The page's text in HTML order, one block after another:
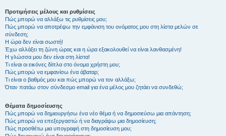
Προτιμήσεις μέλους και ρυθμίσεις
Πώς μπορώ να αλλάξω τις ρυθμίσεις μου;
Πώς μπορώ να αποτρέψω την εμφάνιση του ονόματος μου στη λίστα μελών σε
σύνδεση;
Η ώρα δεν είναι σωστή!
Έχω αλλάξει τη ζώνη ώρας και η ώρα εξακολουθεί να είναι λανθασμένη!
Η γλώσσα μου δεν είναι στη λίστα!
Τι είναι οι εικόνες δίπλα στο όνομα χρήστη μου;
Πώς μπορώ να εμφανίσω ένα άβαταρ;
Τι είναι ο βαθμός μου και πώς μπορώ να τον αλλάξω;
Όταν πατάω στον σύνδεσμο email για ένα μέλος μου ζητάει να συνδεθώ;
Θέματα δημοσίευσης
Πώς μπορώ να δημιουργήσω ένα νέο θέμα ή να δημοσιεύσω μια απάντηση;
Πώς μπορώ να επεξεργαστώ ή να διαγράψω μια δημοσίευση;
Πώς προσθέτω μια υπογραφή στη δημοσίευση μου;